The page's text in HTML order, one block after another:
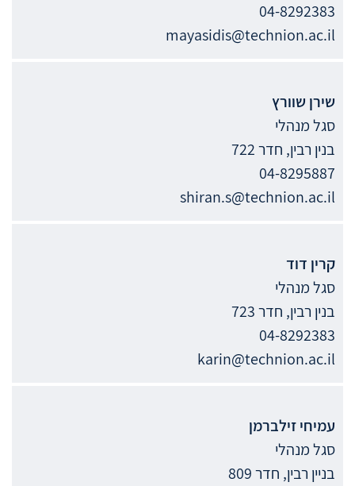
04-8292383
mayasidis@technion.ac.il
שירן שוורץ
סגל מנהלי
בנין רבין, חדר 722
04-8295887
shiran.s@technion.ac.il
קרין דוד
סגל מנהלי
בנין רבין, חדר 723
04-8292383
karin@technion.ac.il
עמיחיזילברמן
סגל מנהלי
בניין רבין, חדר 809